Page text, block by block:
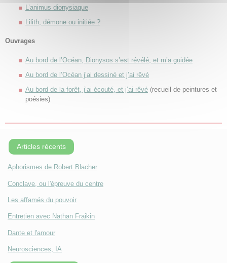
L’animus dionysiaque
Lilith, démone ou initiée ?
Ouvrages
Au bord de l’Océan, Dionysos s’est révélé, et m’a guidée
Au bord de l’Océan j’ai dessiné et j’ai rêvé
Au bord de la forêt, j’ai écouté, et j’ai rêvé (recueil de peintures et
poésies)
Articles récents
Aphorismes de Robert Blacher
Conclave, ou l'épreuve du centre
Les affamés du pouvoir
Entretien avec Nathan Fraikin
Dante et l'amour
Neurosciences, IA